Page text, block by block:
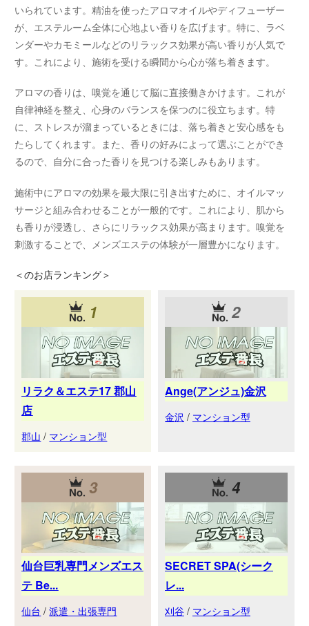
いられています。精油を使ったアロマオイルやディフューザー
が、エステルーム全体に心地よい香りを広げます。特に、ラベ
ンダーやカモミールなどのリラックス効果が高い香りが人気で
す。これにより、施術を受ける瞬間から心が落ち着きます。
アロマの香りは、嗅覚を通じて脳に直接働きかけます。これが
自律神経を整え、心身のバランスを保つのに役立ちます。特
に、ストレスが溜まっているときには、落ち着きと安心感をも
たらしてくれます。また、香りの好みによって選ぶことができ
るので、自分に合った香りを見つける楽しみもあります。
施術中にアロマの効果を最大限に引き出すために、オイルマッ
サージと組み合わせることが一般的です。これにより、肌から
も香りが浸透し、さらにリラックス効果が高まります。嗅覚を
刺激することで、メンズエステの体験が一層豊かになります。
＜のお店ランキング＞
1
リラク＆エステ17 郡山
店
郡山 / マンション型
2
Ange(アンジュ)金沢
金沢 / マンション型
3
仙台巨乳専門メンズエス
テ Be...
仙台 /派遣・出張専門
4
SECRET SPA(シーク
レ...
刈谷 / マンション型